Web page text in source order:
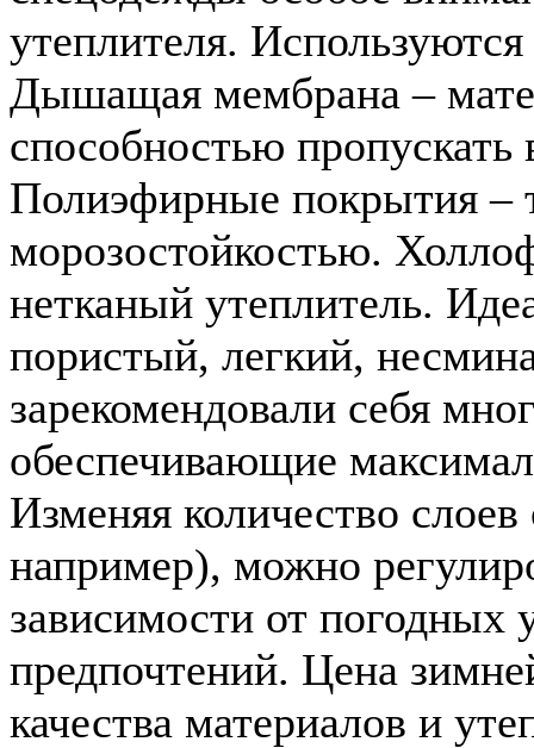
утеплителя.
Дышащая мембрана –
способностью пропускать
Полиэфирные покрытия –
морозостойкостью.
нетканый утеплитель.
пористый, легкий,
зарекомендовали себя
обеспечивающие
Изменяя количество
например), можно
зависимости от погодных
предпочтений. Цена
качества материалов и